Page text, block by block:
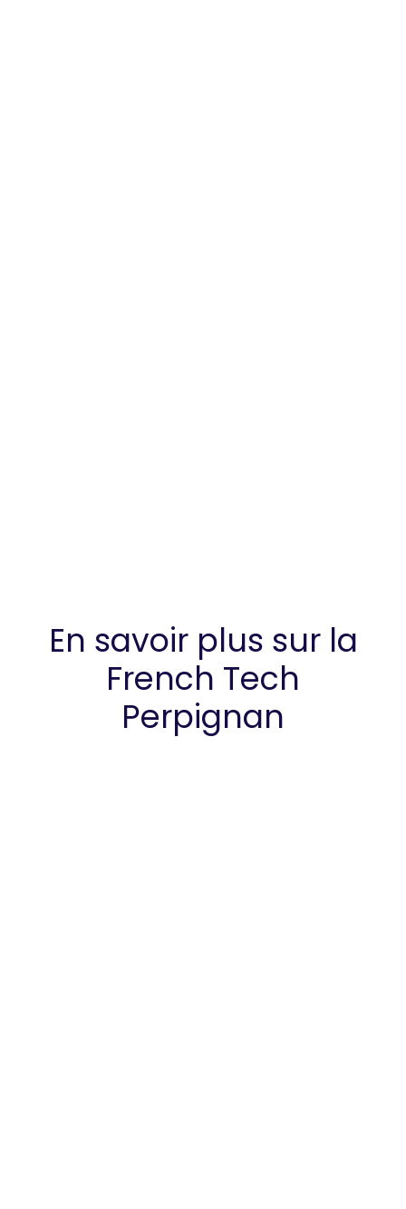
En savoir plus sur la
French Tech
Perpignan